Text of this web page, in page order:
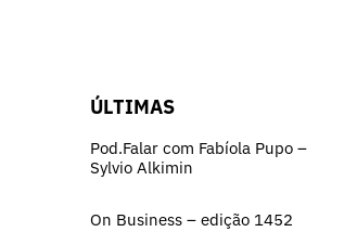
ÚLTIMAS
Pod.Falar com Fabíola Pupo –
Sylvio Alkimin
On Business – edição 1452